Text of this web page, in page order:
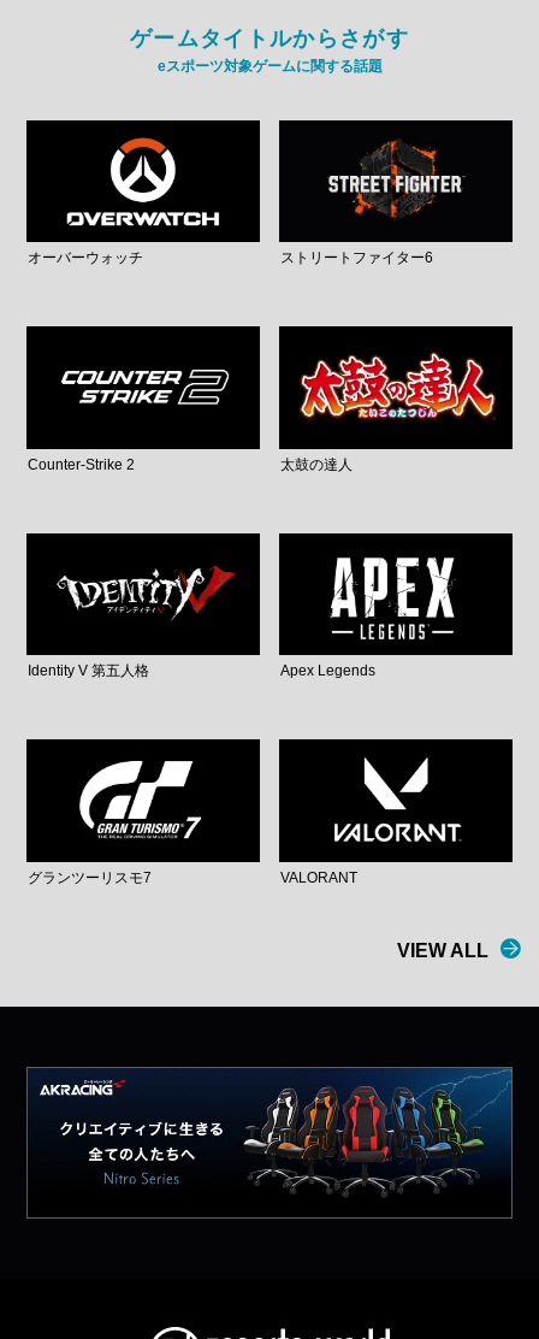
ゲームタイトルからさがす
eスポーツ対象ゲームに関する話題
オーバーウォッチ ストリートファイター6
Counter-Strike 2 太鼓の達人
Identity V 第五人格 Apex Legends
グランツーリスモ7 VALORANT
VIEW ALL